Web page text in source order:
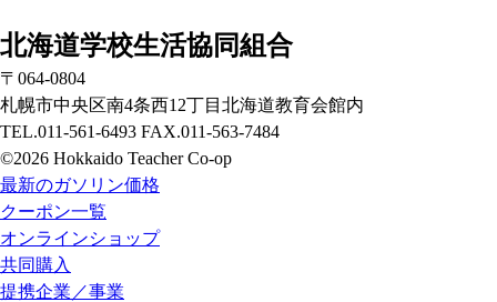
北海道学校生活協同組合
〒064-0804
札幌市中央区南4条西12丁目北海道教育会館内
TEL.011-561-6493 FAX.011-563-7484
©2026 Hokkaido Teacher Co-op
最新のガソリン価格
クーポン一覧
オンラインショップ
共同購入
提携企業／事業